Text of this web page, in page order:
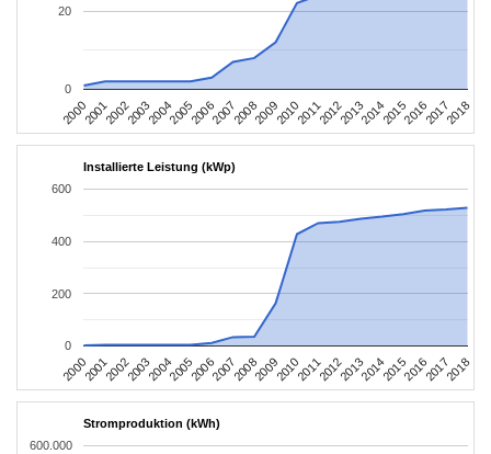
2000200120022003200420052006200720082009201020112012201320142015201620172018
0
20
Installierte Leistung (kWp)
2000200120022003200420052006200720082009201020112012201320142015201620172018
0
200
400
600
Stromproduktion (kWh)
600.000